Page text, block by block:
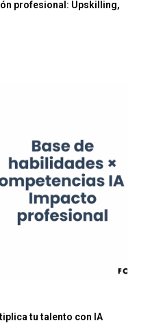
profesional: Upskilling,
tu talento con IA